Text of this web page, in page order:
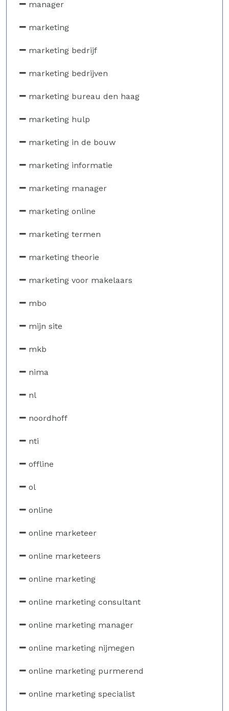
manager
marketing
marketing bedrijf
marketing bedrijven
marketing bureau den haag
marketing hulp
marketing in de bouw
marketing informatie
marketing manager
marketing online
marketing termen
marketing theorie
marketing voor makelaars
mbo
mijn site
mkb
nima
nl
noordhoff
nti
offline
ol
online
online marketeer
online marketeers
online marketing
online marketing consultant
online marketing manager
online marketing nijmegen
online marketing purmerend
online marketing specialist